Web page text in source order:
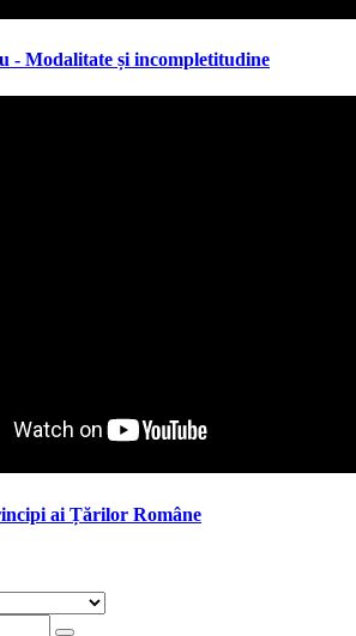
- Modalitate și incompletitudine
ai Țărilor Române